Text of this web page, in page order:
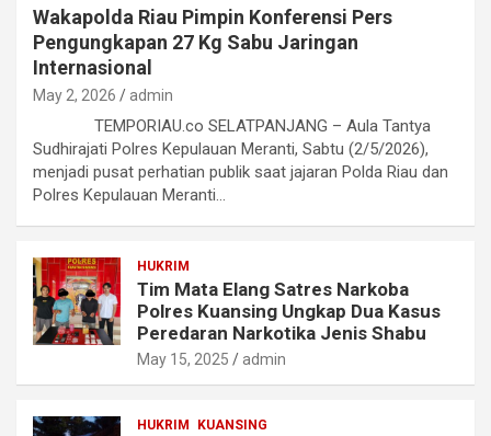
Wakapolda Riau Pimpin Konferensi Pers
Pengungkapan 27 Kg Sabu Jaringan
Internasional
May 2, 2026 admin
TEMPORIAU.co SELATPANJANG – Aula Tantya
Sudhirajati Polres Kepulauan Meranti, Sabtu (2/5/2026),
menjadi pusat perhatian publik saat jajaran Polda Riau dan
Polres Kepulauan Meranti…
HUKRIM
Tim Mata Elang Satres Narkoba
Polres Kuansing Ungkap Dua Kasus
Peredaran Narkotika Jenis Shabu
May 15, 2025 admin
HUKRIM KUANSING